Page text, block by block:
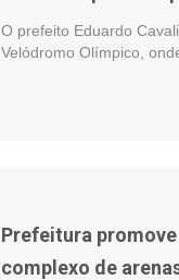
O prefeito Eduardo
Velódromo Olímpico,
Prefeitura
complexo de